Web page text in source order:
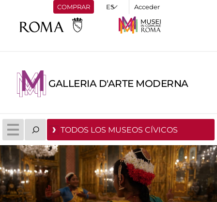
COMPRAR Acceder
GALLERIA D'ARTE MODERNA
TODOS LOS MUSEOS CÍVICOS